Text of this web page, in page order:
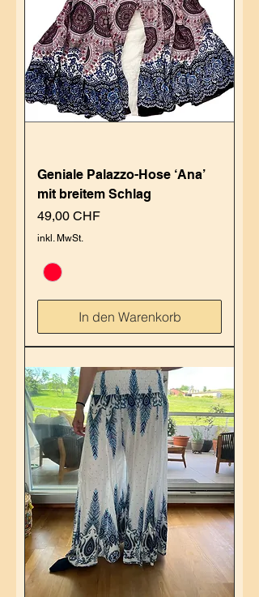
Geniale Palazzo-Hose ‘Ana’
mit breitem Schlag
Preis
49,00 CHF
inkl. MwSt.
In den Warenkorb